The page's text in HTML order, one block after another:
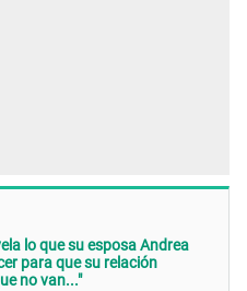
lo que su esposa Andrea
para que su relación
no van..."